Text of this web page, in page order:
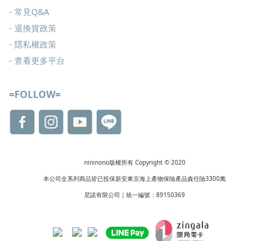
- 常見Q&A
- 退換貨政策
- 隱私權政策
- 查看更多平台
=FOLLOW=
nininono版權所有 Copyright © 2020
本公司全系列商品皆已投保新安東京海上產物保險產品責任險3300萬
尼諾有限公司｜統一編號：89150369